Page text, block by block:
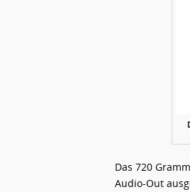
Das 720
Audio-Out